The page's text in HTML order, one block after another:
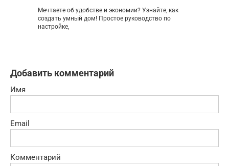
Мечтаете об удобстве и экономии? Узнайте, как
создать умный дом! Простое руководство по
настройке,
Добавить комментарий
Имя
Email
Комментарий